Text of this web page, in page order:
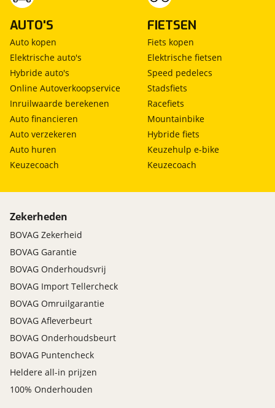
AUTO'S
Auto kopen
Elektrische auto's
Hybride auto's
Online Autoverkoopservice
Inruilwaarde berekenen
Auto financieren
Auto verzekeren
Auto huren
Keuzecoach
FIETSEN
Fiets kopen
Elektrische fietsen
Speed pedelecs
Stadsfiets
Racefiets
Mountainbike
Hybride fiets
Keuzehulp e-bike
Keuzecoach
Zekerheden
BOVAG Zekerheid
BOVAG Garantie
BOVAG Onderhoudsvrij
BOVAG Import Tellercheck
BOVAG Omruilgarantie
BOVAG Afleverbeurt
BOVAG Onderhoudsbeurt
BOVAG Puntencheck
Heldere all-in prijzen
100% Onderhouden